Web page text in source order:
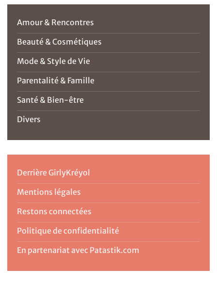
Amour & Rencontres
Beauté & Cosmétiques
Mode & Style de Vie
Parentalité & Famille
Santé & Bien-être
Divers
Derrière GirlyKréyol
Mentions légales
Restons connectées
Politique de confidentialité
En partenariat avec Patastik.com